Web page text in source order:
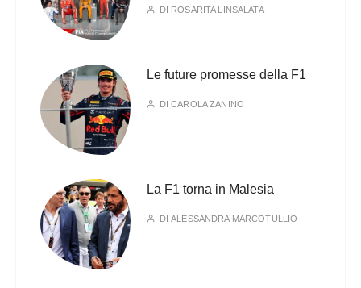
DI ROSARITA LINSALATA
Le future promesse della F1
DICAROLA ZANINO
La F1 torna in Malesia
DIALESSANDRA MARCOTULLIO